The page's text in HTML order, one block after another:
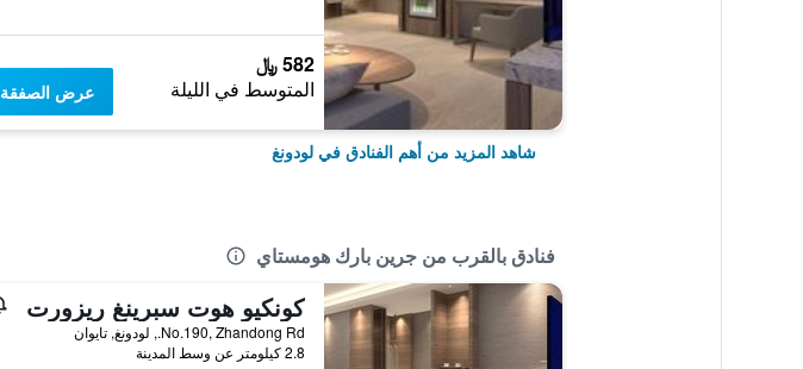
582 ﷼
المتوسط في الليلة عرض الصفقة
شاهد المزيد من أهم الفنادق في لودونغ
فنادق بالقرب من جرين بارك هومستاي
كونكيو هوت سبرينغ ريزورت
No.190, Zhandong Rd., لودونغ, تايوان
2.8 كيلومتر عن وسط المدينة